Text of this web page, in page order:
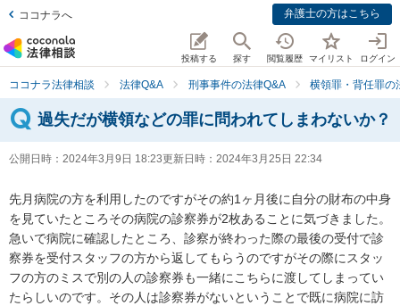
ココナラへ 弁護士の方はこちら
投稿する 探す 閲覧履歴 マイリスト ログイン
ココナラ法律相談 法律Q&A 刑事事件の法律Q&A 横領罪・背任罪の
過失だが横領などの罪に問われてしまわないか？
公開日時： 2024年3月9日 18:23更新日時： 2024年3月25日 22:34
先月病院の方を利用したのですがその約1ヶ月後に自分の財布の中身
を見ていたところその病院の診察券が2枚あることに気づきました。
急いで病院に確認したところ、診察が終わった際の最後の受付で診
察券を受付スタッフの方から返してもらうのですがその際にスタッ
フの方のミスで別の人の診察券も一緒にこちらに渡してしまってい
たらしいのです。その人は診察券がないということで既に病院に訪